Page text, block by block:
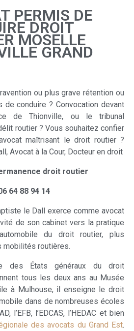
PERMIS DE
DROIT
MOSELLE
GRAND
ou plus grave rétention ou
de conduire ? Convocation devant
de Thionville, ou le tribunal
routier ? Vous souhaitez confier
maîtrisant le droit routier ?
Avocat à la Cour, Docteur en droit
droit routier
64 88 94 14
le Dall exerce comme avocat
de son cabinet vers la pratique
du droit routier, plus
mobilités routières.
des États généraux du droit
tous les deux ans au Musée
à Mulhouse, il enseigne le droit
dans de nombreuses écoles
l’EFB, l’EDCAS, l’HEDAC et bien
des avocats du Grand Est.